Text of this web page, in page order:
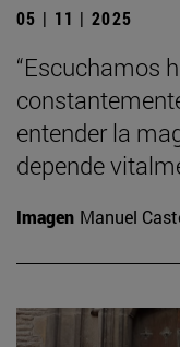
05 | 11 | 2025
“Escuchamos
entender la
depende
Imagen Manuel